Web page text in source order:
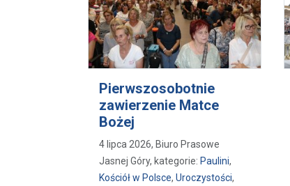
Pierwszosobotnie
zawierzenie Matce
Bożej
4 lipca 2026, Biuro Prasowe
Jasnej Góry, kategorie: Paulini,
Kościół w Polsce, Uroczystości,